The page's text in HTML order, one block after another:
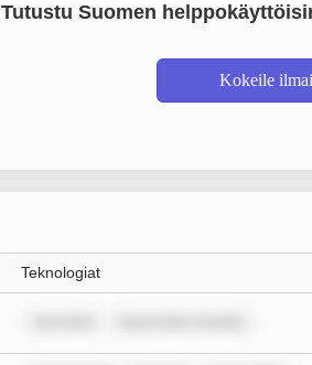
Tutustu Suomen
Kokeile
Teknologiat